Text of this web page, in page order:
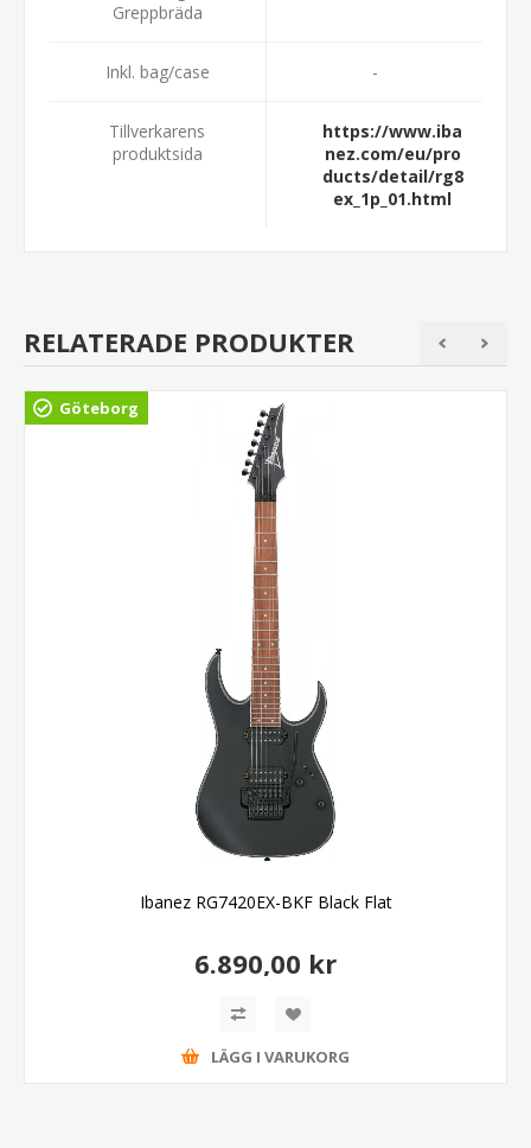
Greppbräda
Inkl. bag/case -
Tillverkarens
produktsida
https://www.iba
nez.com/eu/pro
ducts/detail/rg8
ex_1p_01.html
RELATERADE PRODUKTER
Göteborg
Ibanez RG7420EX-BKF Black Flat
6.890,00 kr
LÄGG I VARUKORG